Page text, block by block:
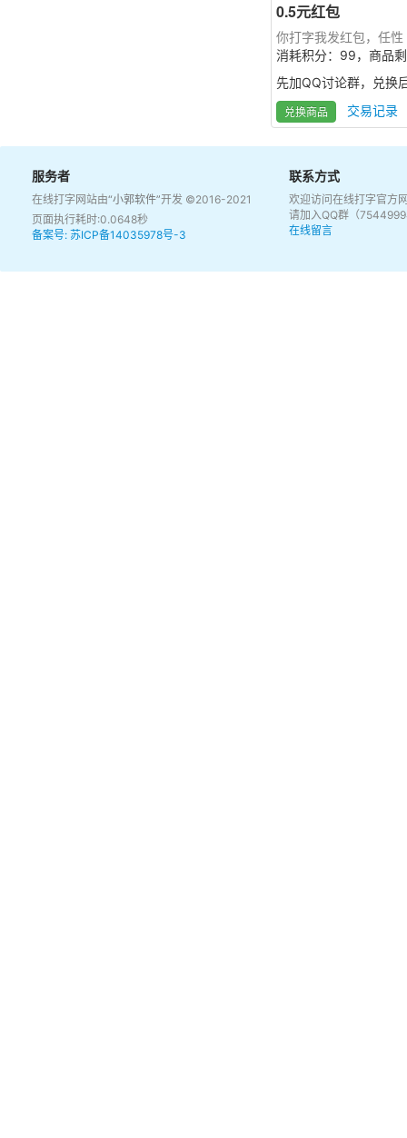
0.5元红包
你打字我发红包，任
消耗积分：99，商品
先加QQ讨论群，兑换
兑换商品
交易记录
服务者
在线打字网站由“小郭软件”开发 ©2016-2021
页面执行耗时:0.0648秒
备案号: 苏ICP备14035978号-3
联系方式
欢迎访问在线打字官方
请加入QQ群（
在线留言